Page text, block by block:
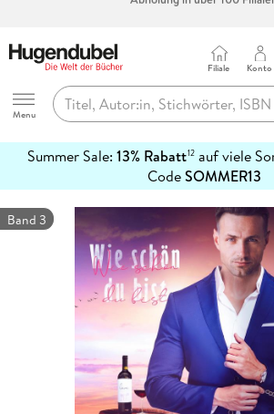
Abholung in über 100 Filialen
Hugendubel
Menu
Filiale Konto
Summer Sale: 13% Rabatt12auf viele
CodeSOMMER13
erfahren
Band 3